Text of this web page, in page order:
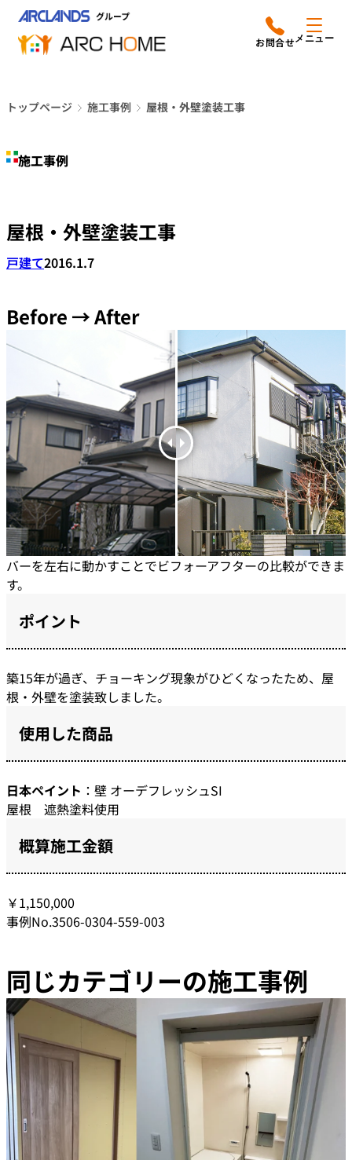
ッ
アークホームについて
施工事例
店舗案内
会社情報
よくあるご質問
サイトマップ
メニュー
営業時間は
平日9時から18時までと
電話をかける
トップページ 施工事例 屋根・外壁塗装工事
施工事例
屋根・外壁塗装工事
戸建て2016.1.7
Before → After
バーを左右に動かすことでビフォーアフターの比較ができま
す。
ポイント
築15年が過ぎ、チョーキング現象がひどくなったため、屋
根・外壁を塗装致しました。
使用した商品
日本ペイント ：壁 オーデフレッシュSI
屋根 遮熱塗料使用
概算施工金額
￥1,150,000
事例No.3506-0304-559-003
同じカテゴリーの施工事例